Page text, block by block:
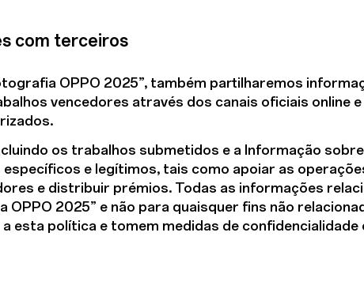
com terceiros
OPPO 2025”, também partilharemos
vencedores através dos canais oficiais online
os trabalhos submetidos e a Informação
e legítimos, tais como apoiar as
e distribuir prémios. Todas as informações
2025” e não para quaisquer fins não
esta política e tomem medidas de confidencialidade